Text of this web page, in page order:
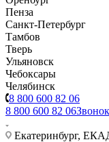
Пенза
Санкт-Петербург
Тамбов
Тверь
Ульяновск
Чебоксары
Челябинск
8 800 600 82 06
8 800 600 82 06
Екатеринбург,